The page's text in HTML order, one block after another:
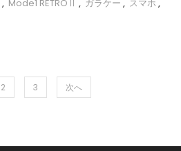
, Mode1 RETROⅡ , ガラケー , スマホ ,
2 3 次へ